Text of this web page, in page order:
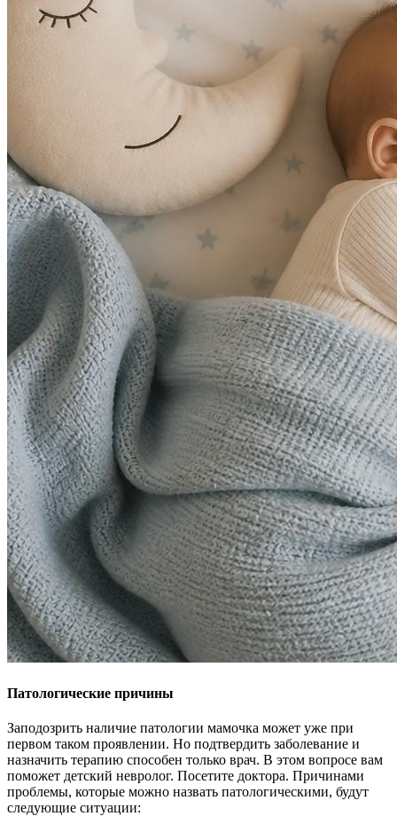
Патологические причины
Заподозрить наличие патологии мамочка может уже при
первом таком проявлении. Но подтвердить заболевание и
назначить терапию способен только врач. В этом вопросе вам
поможет детский невролог. Посетите доктора. Причинами
проблемы, которые можно назвать патологическими, будут
следующие ситуации: